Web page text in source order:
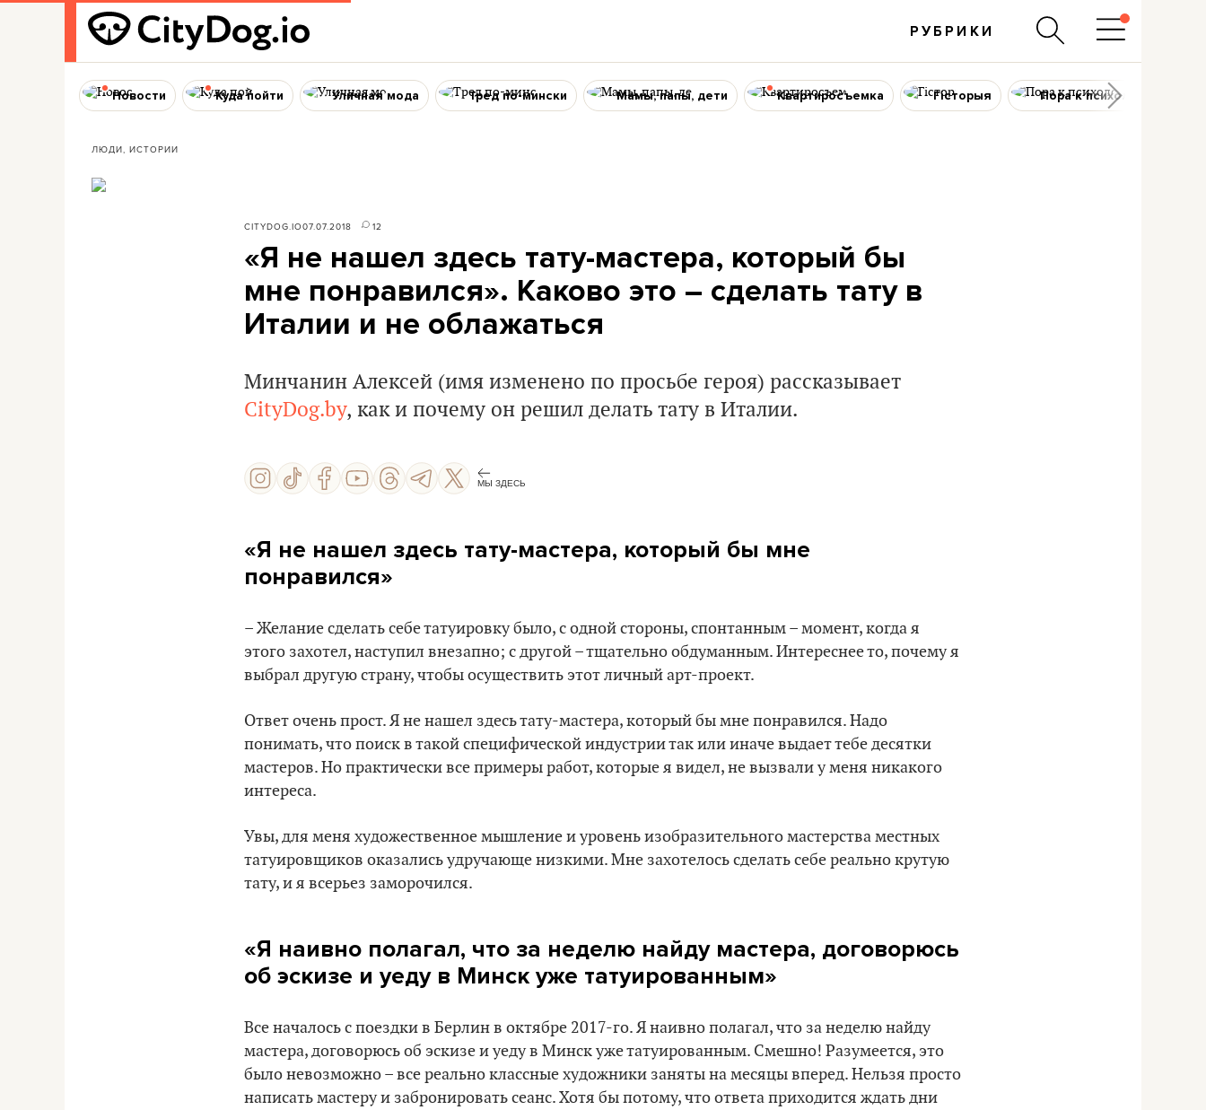
РУБРИКИ
Новости Куда пойти Уличная мода Тред по-мински Мамы, папы, дети Квартиросъемка Гісторыя Пора к психологу
ЛЮДИ, ИСТОРИИ
CITYDOG.IO07.07.2018 12
«Я не нашел здесь тату-мастера, который бы
мне понравился». Каково это – сделать тату в
Италии и не облажаться
Минчанин Алексей (имя изменено по просьбе героя) рассказывает
CityDog.by, как и почему он решил делать тату в Италии.
МЫ ЗДЕСЬ
«Я не нашел здесь тату-мастера, который бы мне
понравился»
– Желание сделать себе татуировку было, с одной стороны, спонтанным – момент, когда я
этого захотел, наступил внезапно; с другой – тщательно обдуманным. Интереснее то, почему я
выбрал другую страну, чтобы осуществить этот личный арт-проект.
Ответ очень прост. Я не нашел здесь тату-мастера, который бы мне понравился. Надо
понимать, что поиск в такой специфической индустрии так или иначе выдает тебе десятки
мастеров. Но практически все примеры работ, которые я видел, не вызвали у меня никакого
интереса.
Увы, для меня художественное мышление и уровень изобразительного мастерства местных
татуировщиков оказались удручающе низкими. Мне захотелось сделать себе реально крутую
тату, и я всерьез заморочился.
«Я наивно полагал, что за неделю найду мастера, договорюсь
об эскизе и уеду в Минск уже татуированным»
Все началось с поездки в Берлин в октябре 2017-го. Я наивно полагал, что за неделю найду
мастера, договорюсь об эскизе и уеду в Минск уже татуированным. Смешно! Разумеется, это
было невозможно – все реально классные художники заняты на месяцы вперед. Нельзя просто
написать мастеру и забронировать сеанс. Хотя бы потому, что ответа приходится ждать дни